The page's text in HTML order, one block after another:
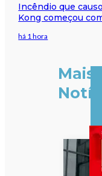
Incêndio que
Kong começou
há 1 hora
Mais